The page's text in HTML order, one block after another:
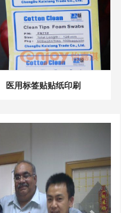
医用标签贴贴纸印刷
e
r